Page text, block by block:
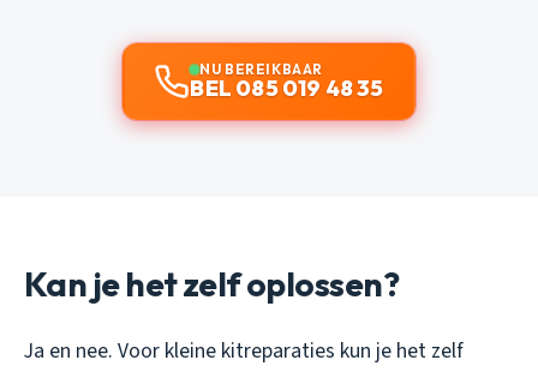
NU BEREIKBAAR
BEL 085 019 48 35
Kan je het zelf oplossen?
Ja en nee. Voor kleine kitreparaties kun je het zelf